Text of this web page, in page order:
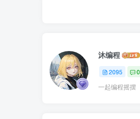
沐编程
2095 0
一起编程摇摆